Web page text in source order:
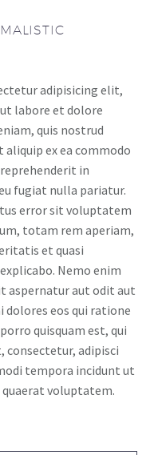
adipisicing elit,
labore et dolore
quis nostrud
ex ea commodo
in
fugiat nulla pariatur.
error sit voluptatem
totam rem aperiam,
et quasi
Nemo enim
aspernatur aut odit aut
dolores eos qui ratione
quisquam est, qui
consectetur, adipisci
tempora incidunt ut
voluptatem.